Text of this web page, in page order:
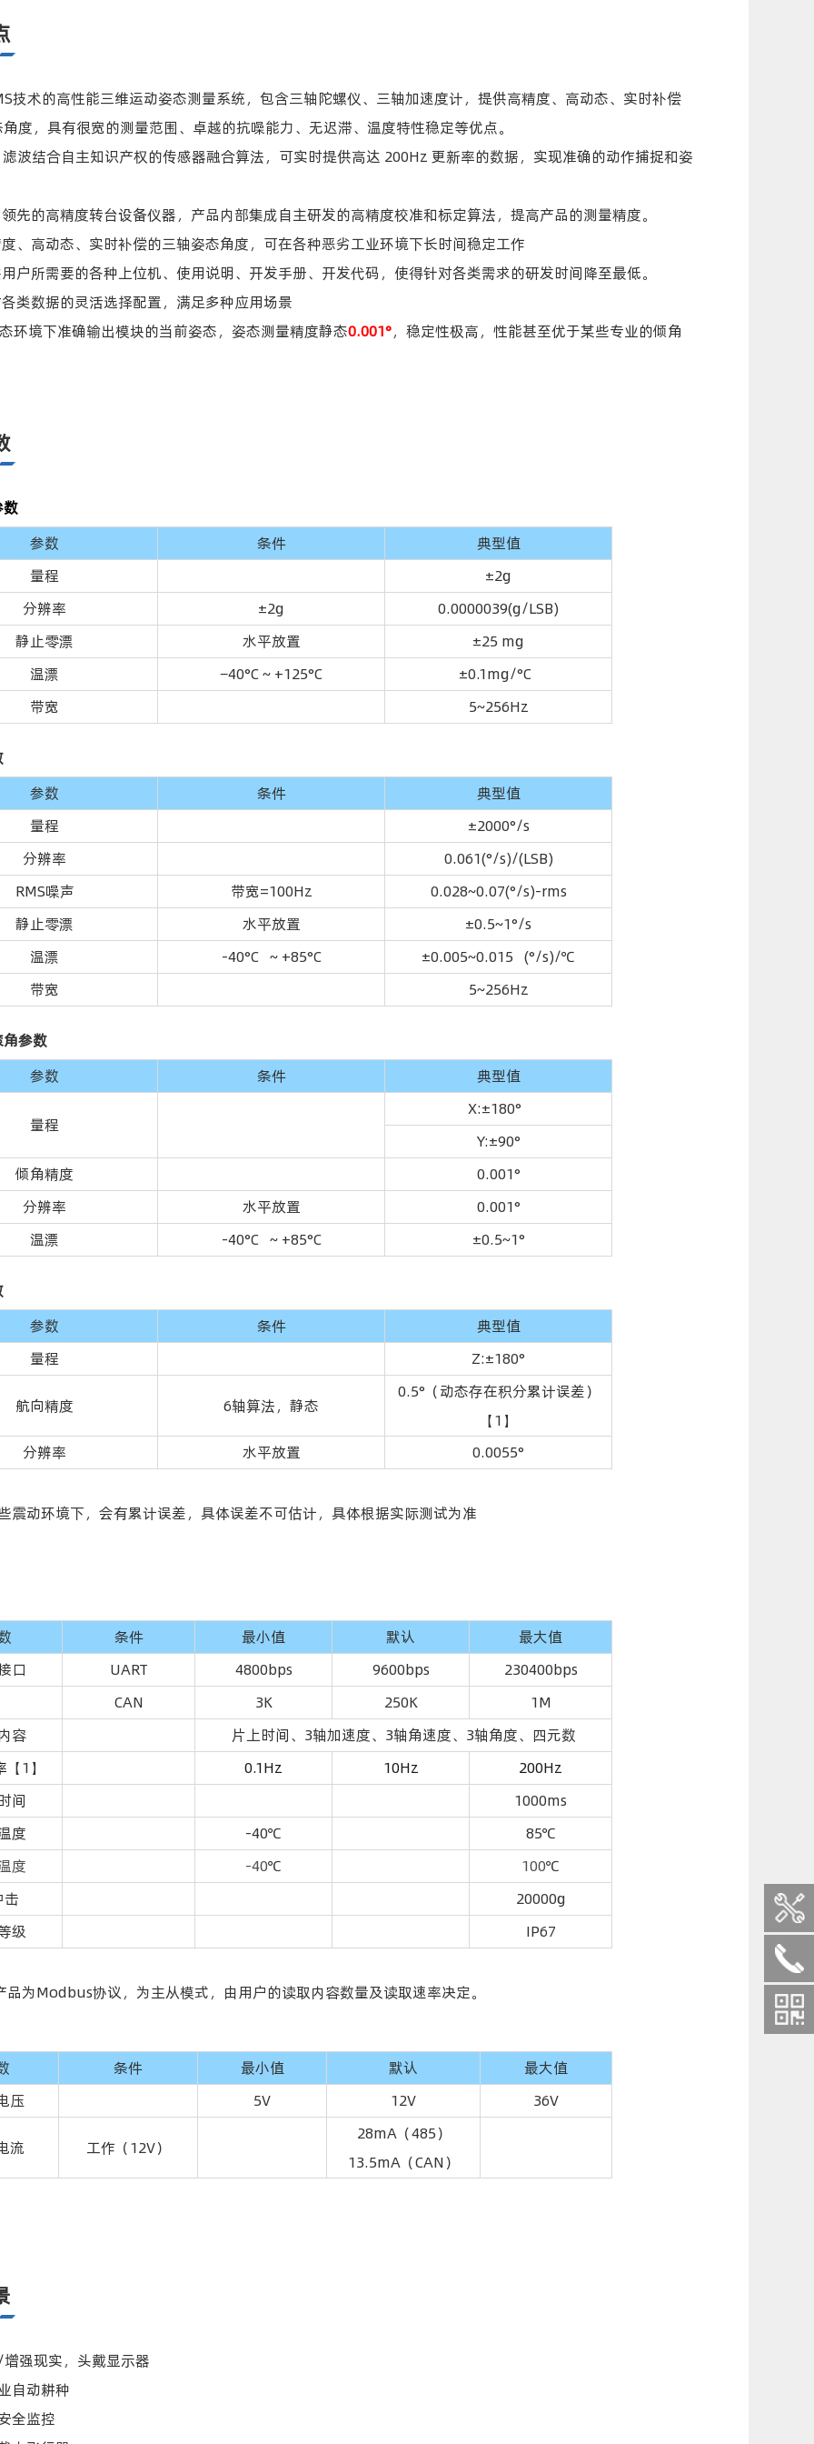
技术的高性能三维运动姿态测量系统，包含三轴陀螺仪、三轴加速度计，提供高精度、高动态、实时补偿
度，具有很宽的测量范围、卓越的抗噪能力、无迟滞、温度特性稳定等优点。
波结合自主知识产权的传感器融合算法，可实时提供高达 200Hz 更新率的数据，实现准确的动作捕捉和姿
先的高精度转台设备仪器，产品内部集成自主研发的高精度校准和标定算法，提高产品的测量精度。
、高动态、实时补偿的三轴姿态角度，可在各种恶劣工业环境下长时间稳定工作
户所需要的各种上位机、使用说明、开发手册、开发代码，使得针对各类需求的研发时间降至最低。
类数据的灵活选择配置，满足多种应用场景
环境下准确输出模块的当前姿态，姿态测量精度静态0.001°，稳定性极高，性能甚至优于某些专业的倾角
数
参数
条件
典型值
量程
±2g
分辨率
±2g
0.0000039(g/LSB)
静止零漂
水平放置
±25 mg
温漂
−40°C ~ +125°C
±0.1mg/°C
带宽
5~256Hz
参数
条件
典型值
量程
±2000°/s
分辨率
0.061(°/s)/(LSB)
RMS噪声
带宽=100Hz
0.028~0.07(°/s)-rms
静止零漂
水平放置
±0.5~1°/s
温漂
-40°C ~ +85°C
±0.005~0.015 (°/s)/℃
带宽
5~256Hz
参数
参数
条件 典型值
量程
X:±180°
Y:±90°
倾角精度
0.001°
分辨率
水平放置
0.001°
温漂
-40°C ~ +85°C ±0.5~1°
参数
条件
典型值
量程
Z:±180°
航向精度 6轴算法，静态
0.5°（动态存在积分累计误差）
【1】
分辨率
水平放置 0.0055°
震动环境下，会有累计误差，具体误差不可估计，具体根据实际测试为准
条件 最小值 默认
最大值
口
UART 4800bps 9600bps
230400bps
CAN
3K 250K
1M
容
片上时间、3轴加速度、3轴角速度、3轴角度、四元数
【1】 0.1Hz 10Hz
200Hz
间
1000ms
度
-40℃
85℃
度
-40℃ 100℃
击
20000g
级
IP67
品为Modbus协议，为主从模式，由用户的读取内容数量及读取速率决定。
条件 最小值 默认
最大值
压
5V 12V 36V
流 工作（12V）
28mA（485）
13.5mA（CAN）
强现实，头戴显示器
自动耕种
全监控